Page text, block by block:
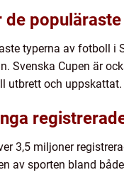
de
typerna av fotboll i
Svenska Cupen är
utbrett och uppskattat.
3,5 miljoner
av sporten bland